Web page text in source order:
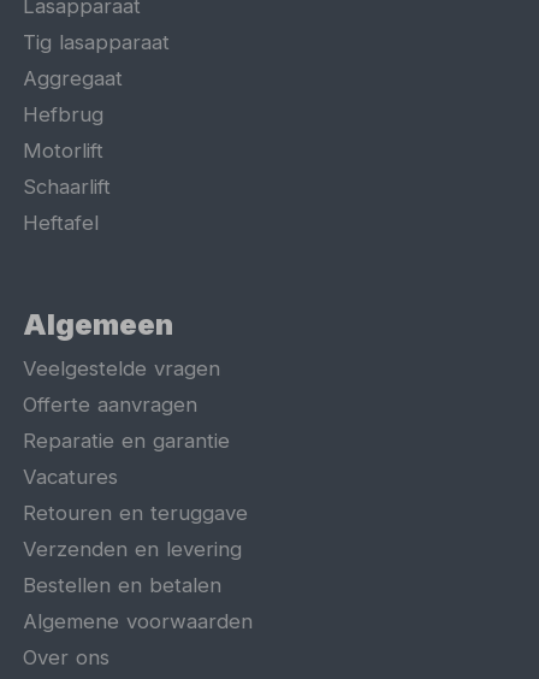
Lasapparaat
Tig lasapparaat
Aggregaat
Hefbrug
Motorlift
Schaarlift
Heftafel
Algemeen
Veelgestelde vragen
Offerte aanvragen
Reparatie en garantie
Vacatures
Retouren en teruggave
Verzenden en levering
Bestellen en betalen
Algemene voorwaarden
Over ons